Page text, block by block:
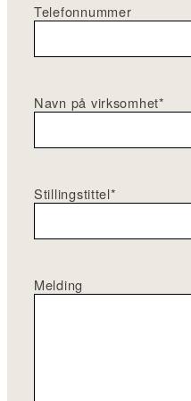
Telefonnummer
Navn på virksomhet*
Stillingstittel*
Melding